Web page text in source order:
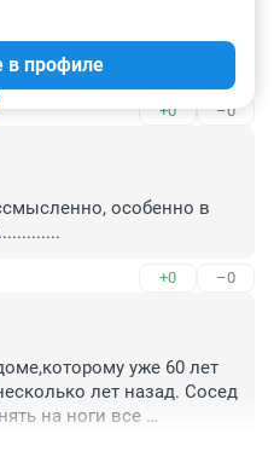
эл.щитовой
потенциалов и по
модуля защиты от
кв. Кабели никто менять
+0 –0
в профиле
особенно в
+0 –0
уже 60 лет
лет назад. Сосед
на ноги все